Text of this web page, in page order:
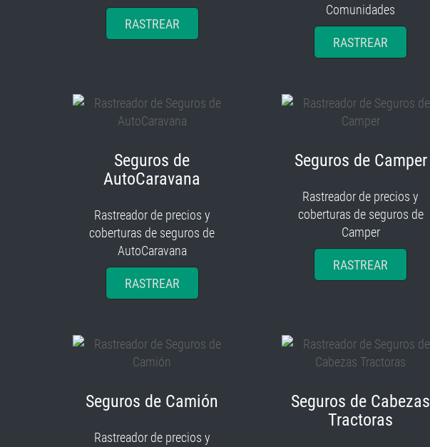
RASTREAR
Comunidades
RASTREAR
Seguros de
AutoCaravana
Rastreador de precios y
coberturas de seguros de
AutoCaravana
RASTREAR
Seguros de Camper
Rastreador de precios y
coberturas de seguros de
Camper
RASTREAR
Seguros de Camión
Rastreador de precios y
Seguros de Cabezas
Tractoras